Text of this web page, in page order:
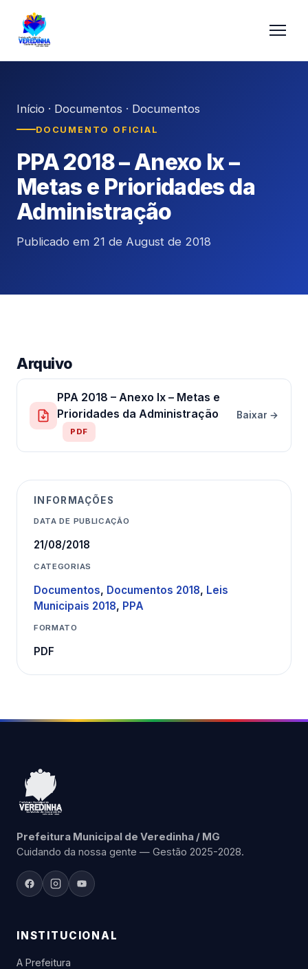
Início · Documentos · Documentos
DOCUMENTO OFICIAL
PPA 2018 – Anexo Ix –
Metas e Prioridades da
Administração
Publicado em 21 de August de 2018
Arquivo
PPA 2018 – Anexo Ix – Metas e
Prioridades da Administração
PDF
Baixar →
INFORMAÇÕES
DATA DE PUBLICAÇÃO
21/08/2018
CATEGORIAS
Documentos, Documentos 2018, Leis
Municipais 2018, PPA
FORMATO
PDF
Prefeitura Municipal de Veredinha / MG
Cuidando da nossa gente — Gestão 2025-2028.
INSTITUCIONAL
A Prefeitura